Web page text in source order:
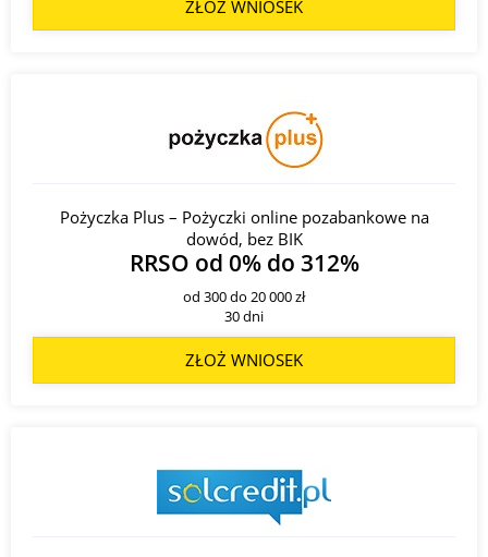
ZŁOŻ WNIOSEK
Pożyczka Plus – Pożyczki online pozabankowe na
dowód, bez BIK
RRSO od 0% do 312%
od 300 do 20 000 zł
30 dni
ZŁOŻ WNIOSEK